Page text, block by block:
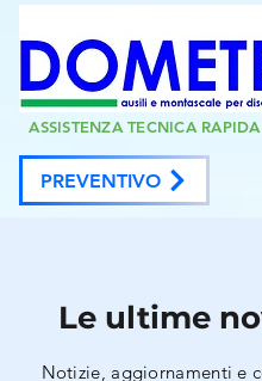
PREVENTIVO
ASSISTENZA TECNICA RAPIDA
Le ultime
Notizie, aggiornamenti e